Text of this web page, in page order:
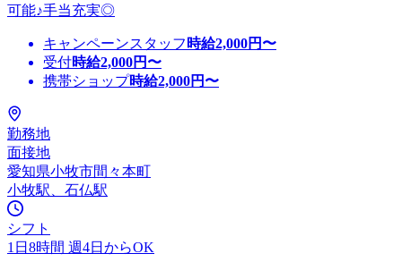
可能♪手当充実◎
キャンペーンスタッフ 時給2,000円〜
受付時給2,000円〜
携帯ショップ時給2,000円〜
勤務地
面接地
愛知県小牧市間々本町
小牧駅、石仏駅
シフト
1日8時間 週4日からOK